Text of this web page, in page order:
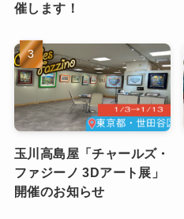
催します！
玉川高島屋「チャールズ・
ファジーノ 3Dアート展」
開催のお知らせ